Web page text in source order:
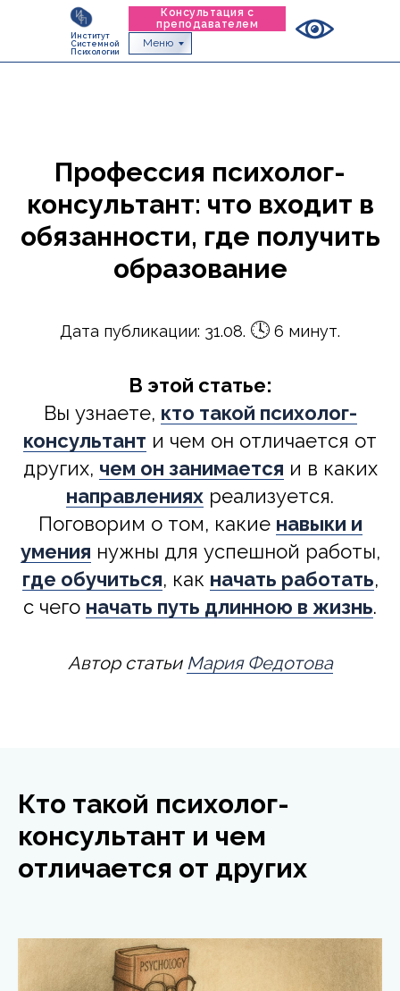
Институт
Системной
Психологии
Консультация с
преподавателем
Меню
Профессия психолог-
консультант: что входит в
обязанности, где получить
образование
Дата публикации: 31.08. 🕓 6 минут.
В этой статье:
Вы узнаете, кто такой психолог-
консультант и чем он отличается от
других, чем он занимается и в каких
направлениях реализуется.
Поговорим о том, какие навыки и
умения нужны для успешной работы,
где обучиться, как начать работать,
с чего начать путь длинною в жизнь.
Автор статьи Мария Федотова
Кто такой психолог-
консультант и чем
отличается от других